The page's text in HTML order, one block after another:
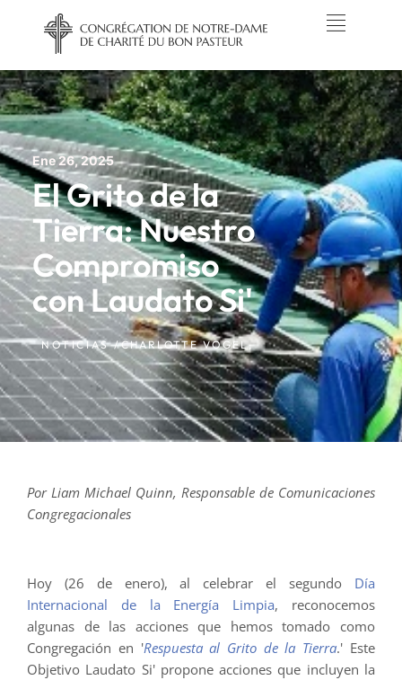
Ene 26, 2025
El Grito de la
Tierra: Nuestro
Compromiso
con Laudato Si'
NOTICIAS /CHARLOTTE VOGEL,
Por Liam Michael Quinn, Responsable de Comunicaciones
Congregacionales
Hoy (26 de enero), al celebrar el segundo Día
Internacional de la Energía Limpia, reconocemos
algunas de las acciones que hemos tomado como
Congregación en 'Respuesta al Grito de la Tierra.' Este
Objetivo Laudato Si' propone acciones que incluyen la